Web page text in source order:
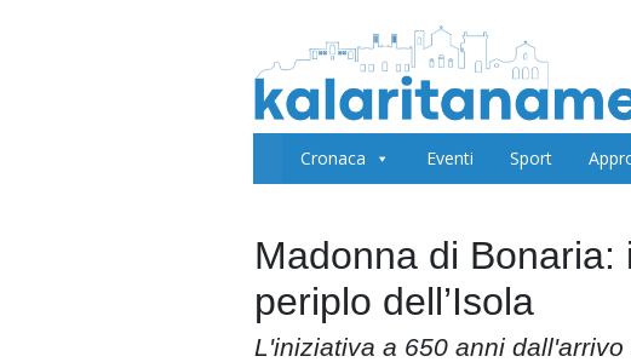
Cronaca Eventi Sport
Madonna di Bonaria:
periplo dell’Isola
L'iniziativa a 650 anni